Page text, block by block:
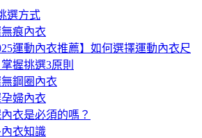
選方式
痕內衣
運動內衣推薦】如何選擇運動內衣尺
握挑選3原則
鋼圈內衣
婦內衣
衣是必須的嗎？
內衣知識